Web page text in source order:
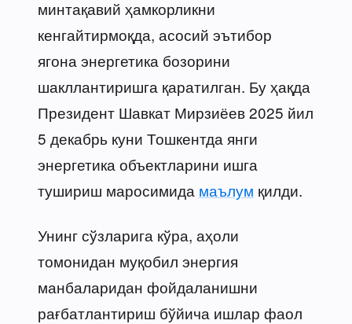
минтақавий ҳамкорликни
кенгайтирмоқда, асосий эътибор
ягона энергетика бозорини
шакллантиришга қаратилган. Бу ҳақда
Президент Шавкат Мирзиёев 2025 йил
5 декабрь куни Тошкентда янги
энергетика объектларини ишга
тушириш маросимида маълум қилди.
Унинг сўзларига кўра, аҳоли
томонидан муқобил энергия
манбаларидан фойдаланишни
рағбатлантириш бўйича ишлар фаол